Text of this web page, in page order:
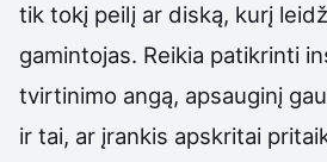
tik tokį peilį ar diską, kurį
gamintojas. Reikia patikrinti
tvirtinimo angą, apsauginį
ir tai, ar įrankis apskritai